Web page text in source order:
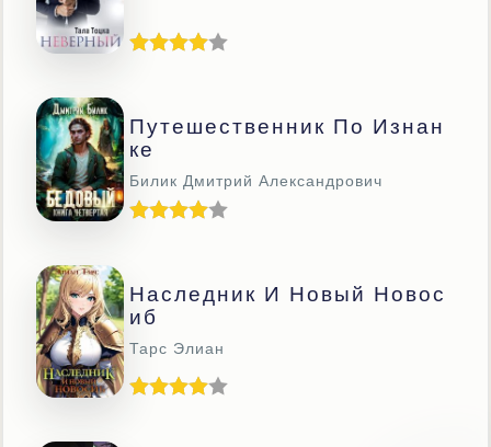
Путешественник По Изнан
Ке
Билик Дмитрий Александрович
Наследник И Новый Новос
Иб
Тарс Элиан